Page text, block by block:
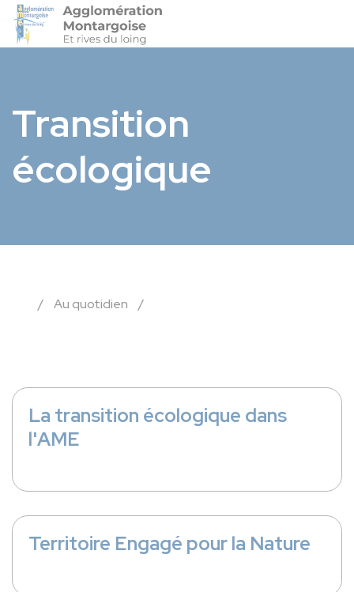
Transition
écologique
/ Au quotidien /
La transition écologique dans
l'AME
Territoire Engagé pour la Nature